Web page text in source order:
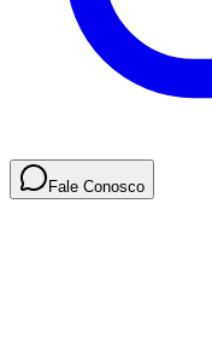
Fale Conosco